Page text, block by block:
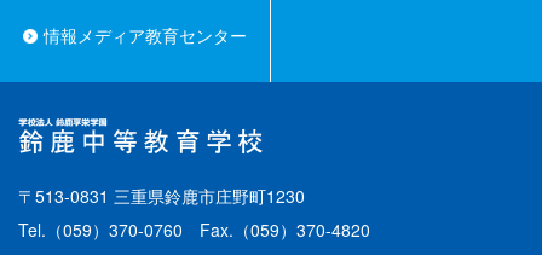
情報メディア教育センター
〒513-0831 三重県鈴鹿市庄野町1230
Tel. （059）370-0760 Fax.（059）370-4820